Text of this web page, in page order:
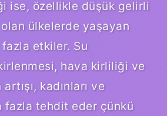
ise, özellikle düşük gelirli
ülkelerde yaşayan
fazla etkiler. Su
hava kirliliği ve
kadınları ve
fazla tehdit eder çünkü